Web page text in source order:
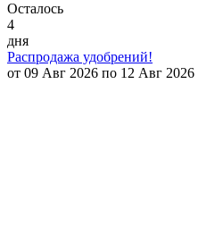
Осталось
4
дня
Распродажа удобрений!
от 09 Авг 2026 по 12 Авг 2026